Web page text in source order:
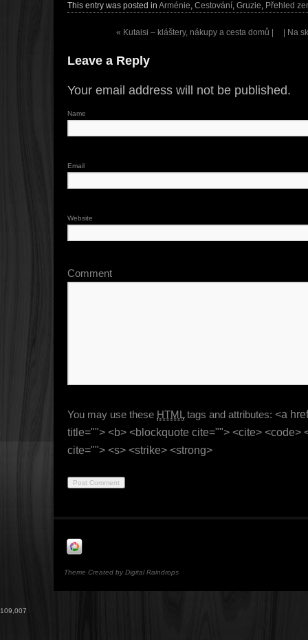
This entry was posted in Arménie, Cestování, Gruzie, Přehled
« Kutaisi – kláštery, nákupy a cesta domů | | Na
Leave a Reply
Your email address will not be published.
Name
Email
Website
Comment
You may use these HTML tags and attributes: <a
title=""> <b> <blockquote cite=""> <cite> <code>
cite=""> <s> <strike> <strong>
Theme Created by Digital Raindrops
109,007